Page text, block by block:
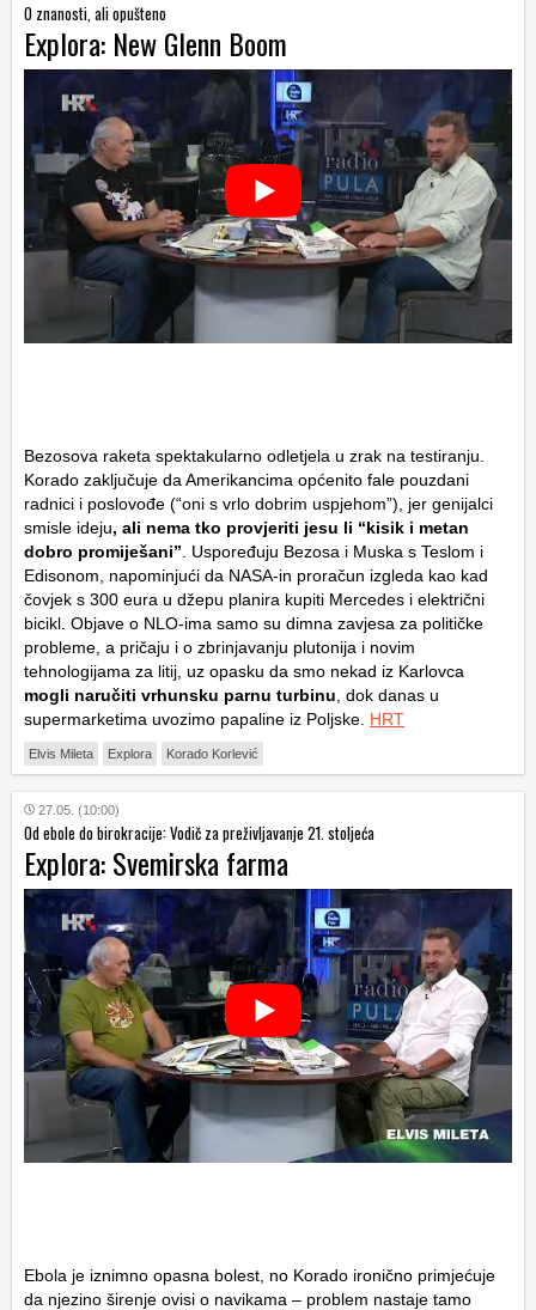
O znanosti, ali opušteno
Explora: New Glenn Boom
Bezosova raketa spektakularno odletjela u zrak na testiranju.
Korado zaključuje da Amerikancima općenito fale pouzdani
radnici i poslovođe (“oni s vrlo dobrim uspjehom”), jer genijalci
smisle ideju, ali nema tko provjeriti jesu li “kisik i metan
dobro promiješani” . Uspoređuju Bezosa i Muska s Teslom i
Edisonom, napominjući da NASA-in proračun izgleda kao kad
čovjek s 300 eura u džepu planira kupiti Mercedes i električni
bicikl. Objave o NLO-ima samo su dimna zavjesa za političke
probleme, a pričaju i o zbrinjavanju plutonija i novim
tehnologijama za litij, uz opasku da smo nekad iz Karlovca
mogli naručiti vrhunsku parnu turbinu , dok danas u
supermarketima uvozimo papaline iz Poljske. HRT
Elvis Mileta Explora Korado Korlević
27.05. (10:00)
Od ebole do birokracije: Vodič za preživljavanje 21. stoljeća
Explora: Svemirska farma
Ebola je iznimno opasna bolest, no Korado ironično primjećuje
da njezino širenje ovisi o navikama – problem nastaje tamo